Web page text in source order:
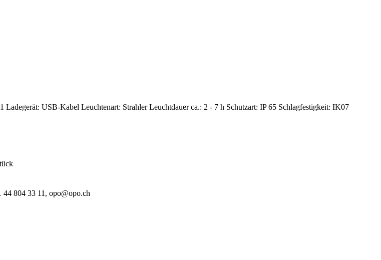
Ladegerät: USB-Kabel Leuchtenart: Strahler Leuchtdauer ca.: 2 - 7 h Schutzart: IP 65 Schlagfestigkeit: IK07
804 33 11, opo@opo.ch